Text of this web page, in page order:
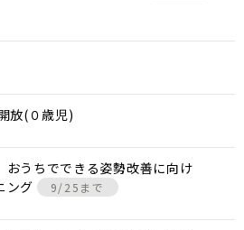
放(０歳児)
おうちでできる姿勢改善に向け
ング
9/25まで